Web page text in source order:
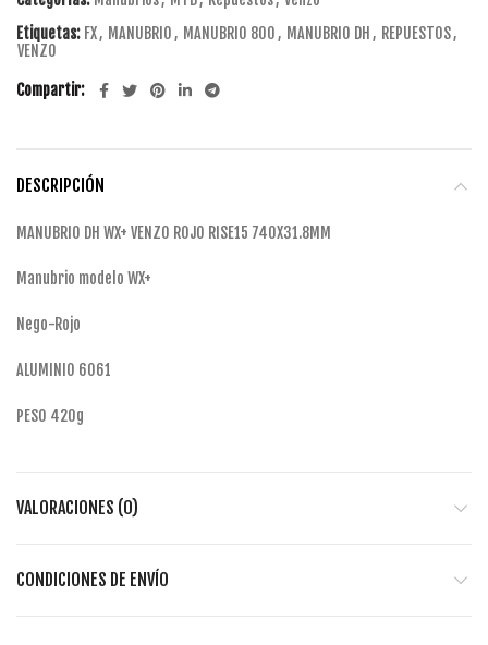
Etiquetas: FX, MANUBRIO, MANUBRIO 800, MANUBRIO DH , REPUESTOS,
VENZO
Compartir
DESCRIPCIÓN
MANUBRIO DH WX+ VENZO ROJO RISE15 740X31.8MM
Manubrio modelo WX+
Nego-Rojo
ALUMINIO 6061
PESO 420g
VALORACIONES (0)
CONDICIONES DE ENVÍO